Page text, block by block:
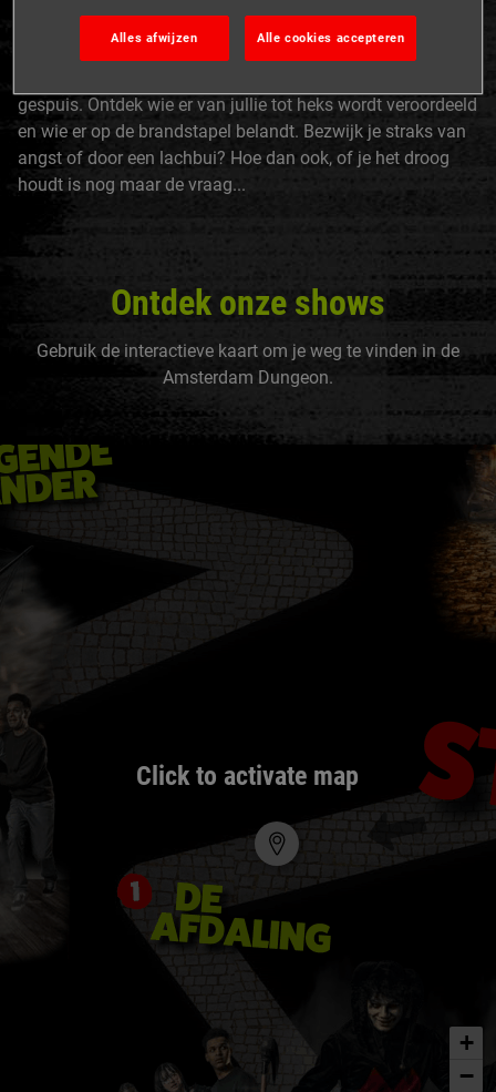
het duistere verleden van Amsterdam. Je komt oog in oog
gespuis. Ontdek wie er van jullie tot heks wordt veroordeeld
en wie er op de brandstapel belandt. Bezwijk je straks van
angst of door een lachbui? Hoe dan ook, of je het droog
houdt is nog maar de vraag...
Ontdek onze shows
Gebruik de interactieve kaart om je weg te vinden in de
Amsterdam Dungeon.
Click to activate map
+
−
Alles afwijzen Alle cookies accepteren